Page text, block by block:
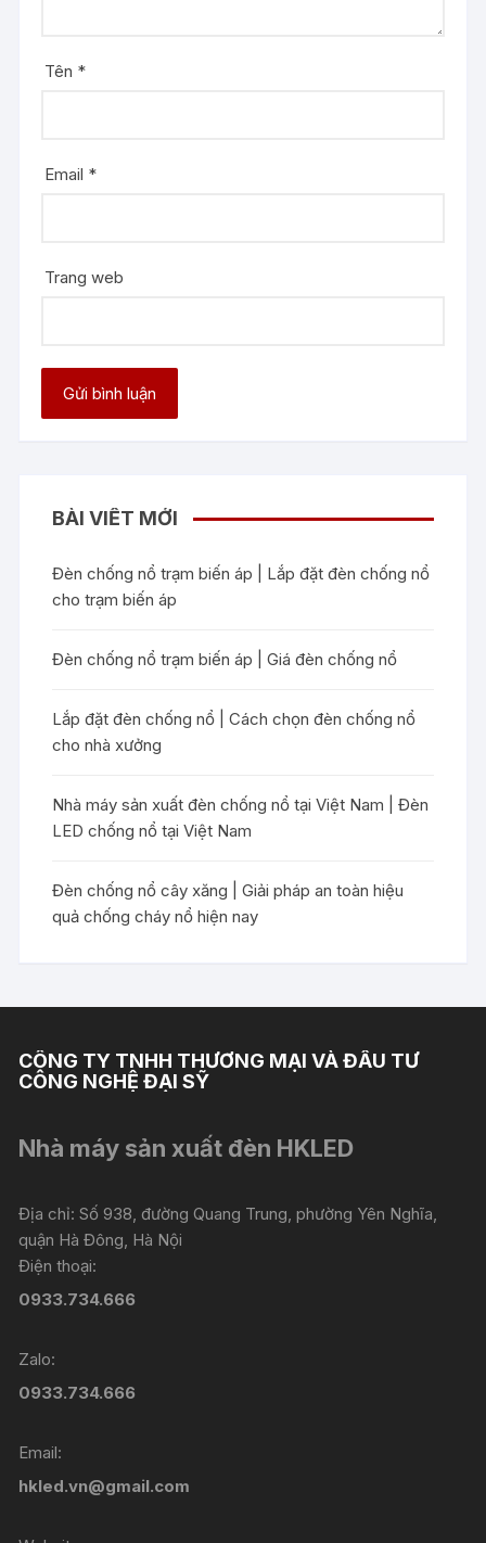
Tên *
Email *
Trang web
BÀI VIẾT MỚI
Đèn chống nổ trạm biến áp | Lắp đặt đèn chống nổ
cho trạm biến áp
Đèn chống nổ trạm biến áp | Giá đèn chống nổ
Lắp đặt đèn chống nổ | Cách chọn đèn chống nổ
cho nhà xưởng
Nhà máy sản xuất đèn chống nổ tại Việt Nam | Đèn
LED chống nổ tại Việt Nam
Đèn chống nổ cây xăng | Giải pháp an toàn hiệu
quả chống cháy nổ hiện nay
CÔNG TY TNHH THƯƠNG MẠI VÀ ĐẦU TƯ
CÔNG NGHỆ ĐẠI SỸ
Nhà máy sản xuất đèn HKLED
Địa chỉ: Số 938, đường Quang Trung, phường Yên Nghĩa,
quận Hà Đông, Hà Nội
Điện thoại:
0933.734.666
Zalo:
0933.734.666
Email:
hkled.vn@gmail.com